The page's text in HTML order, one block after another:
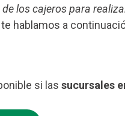
los cajeros para
hablamos a
si las sucursales